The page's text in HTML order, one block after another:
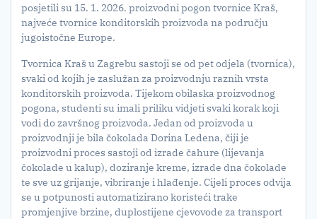
posjetili su 15. 1. 2026. proizvodni pogon tvornice Kraš,
najveće tvornice konditorskih proizvoda na području
jugoistočne Europe.
Tvornica Kraš u Zagrebu sastoji se od pet odjela (tvornica),
svaki od kojih je zaslužan za proizvodnju raznih vrsta
konditorskih proizvoda. Tijekom obilaska proizvodnog
pogona, studenti su imali priliku vidjeti svaki korak koji
vodi do završnog proizvoda. Jedan od proizvoda u
proizvodnji je bila čokolada Dorina Ledena, čiji je
proizvodni proces sastoji od izrade čahure (lijevanja
čokolade u kalup), doziranje kreme, izrade dna čokolade
te sve uz grijanje, vibriranje i hlađenje. Cijeli proces odvija
se u potpunosti automatizirano koristeći trake
promjenjive brzine, duplostijene cjevovode za transport